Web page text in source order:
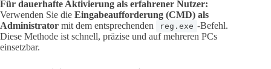
Für dauerhafte Aktivierung als erfahrener Nutzer:
Verwenden Sie die Eingabeaufforderung (CMD) als
Administrator mit dem entsprechenden reg.exe -Befehl.
Diese Methode ist schnell, präzise und auf mehreren PCs
einsetzbar.